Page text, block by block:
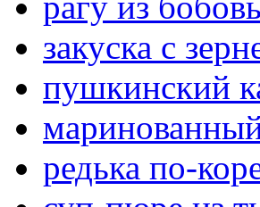
закуска с
пушкинский
редька по-